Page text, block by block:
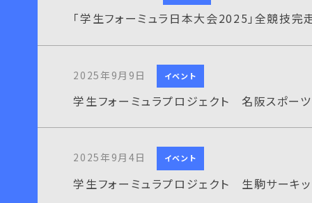
「学生フォーミュラ日本大会2025」全競技完
2025年9月9日 イベント
学生フォーミュラプロジェクト 名阪スポーツ
2025年9月4日 イベント
学生フォーミュラプロジェクト 生駒サーキッ